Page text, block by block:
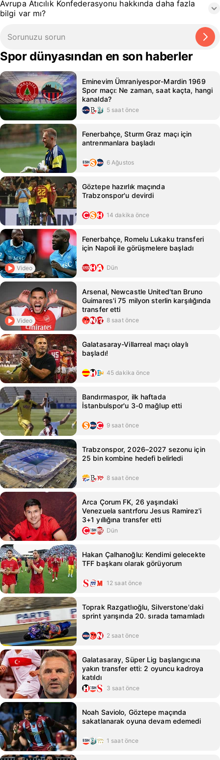
Avrupa Atıcılık Konfederasyonu hakkında daha fazla
bilgi var mı?
Spor dünyasından en son haberler
Eminevim Ümraniyespor-Mardin 1969
Spor maçı: Ne zaman, saat kaçta, hangi
kanalda?
5 saat önce
Fenerbahçe, Sturm Graz maçı için
antrenmanlara başladı
6 Ağustos
Göztepe hazırlık maçında
Trabzonspor'u devirdi
14 dakika önce
Video
Fenerbahçe, Romelu Lukaku transferi
için Napoli ile görüşmelere başladı
Dün
Video
Arsenal, Newcastle United'tan Bruno
Guimares'i 75 milyon sterlin karşılığında
transfer etti
8 saat önce
Galatasaray-Villarreal maçı olaylı
başladı!
45 dakika önce
Bandırmaspor, ilk haftada
İstanbulspor'u 3-0 mağlup etti
9 saat önce
Trabzonspor, 2026–2027 sezonu için
25 bin kombine hedefi belirledi
8 saat önce
Arca Çorum FK, 26 yaşındaki
Venezuela santrforu Jesus Ramirez'i
3+1 yıllığına transfer etti
Dün
Hakan Çalhanoğlu: Kendimi gelecekte
TFF başkanı olarak görüyorum
12 saat önce
Toprak Razgatlıoğlu, Silverstone'daki
sprint yarışında 20. sırada tamamladı
2 saat önce
Galatasaray, Süper Lig başlangıcına
yakın transfer etti: 2 oyuncu kadroya
katıldı
3 saat önce
Noah Saviolo, Göztepe maçında
sakatlanarak oyuna devam edemedi
1 saat önce